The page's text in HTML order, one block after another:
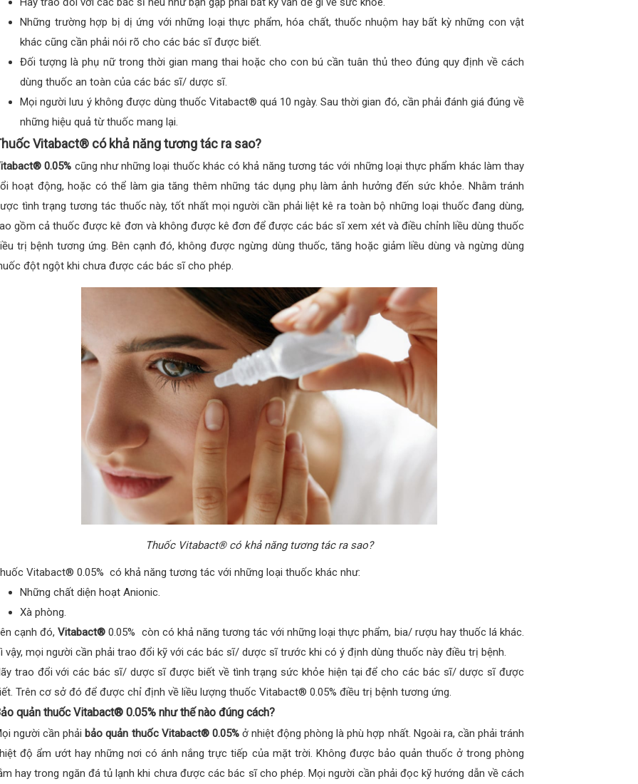
Những trường hợp bị dị ứng với những loại thực phẩm, hóa chất, thuốc nhuộm hay bất kỳ những con vật
khác cũng cần phải nói rõ cho các bác sĩ được biết.
Đối tượng là phụ nữ trong thời gian mang thai hoặc cho con bú cần tuân thủ theo đúng quy định về cách
dùng thuốc an toàn của các bác sĩ/ dược sĩ.
Mọi người lưu ý không được dùng thuốc Vitabact® quá 10 ngày. Sau thời gian đó, cần phải đánh giá đúng về
những hiệu quả từ thuốc mang lại.
Vitabact® có khả năng tương tác ra sao?
0.05% cũng như những loại thuốc khác có khả năng tương tác với những loại thực phẩm khác làm thay
hoạt động, hoặc có thể làm gia tăng thêm những tác dụng phụ làm ảnh hưởng đến sức khỏe. Nhằm tránh
tình trạng tương tác thuốc này, tốt nhất mọi người cần phải liệt kê ra toàn bộ những loại thuốc đang dùng,
gồm cả thuốc được kê đơn và không được kê đơn để được các bác sĩ xem xét và điều chỉnh liều dùng thuốc
trị bệnh tương ứng. Bên cạnh đó, không được ngừng dùng thuốc, tăng hoặc giảm liều dùng và ngừng dùng
đột ngột khi chưa được các bác sĩ cho phép.
Thuốc Vitabact® có khả năng tương tác ra sao?
Vitabact® 0.05% có khả năng tương tác với những loại thuốc khác như:
Những chất diện hoạt Anionic.
Xà phòng.
cạnh đó,Vitabact® 0.05% còn có khả năng tương tác với những loại thực phẩm, bia/ rượu hay thuốc lá khác.
vậy, mọi người cần phải trao đổi kỹ với các bác sĩ/ dược sĩ trước khi có ý định dùng thuốc này điều trị bệnh.
trao đổi với các bác sĩ/ dược sĩ được biết về tình trạng sức khỏe hiện tại để cho các bác sĩ/ dược sĩ được
Trên cơ sở đó để được chỉ định về liều lượng thuốc Vitabact® 0.05% điều trị bệnh tương ứng.
quản thuốc Vitabact® 0.05% như thế nào đúng cách?
người cần phải bảo quản thuốc Vitabact® 0.05%ở nhiệt động phòng là phù hợp nhất. Ngoài ra, cần phải tránh
độ ẩm ướt hay những nơi có ánh nắng trực tiếp của mặt trời. Không được bảo quản thuốc ở trong phòng
hay trong ngăn đá tủ lạnh khi chưa được các bác sĩ cho phép. Mọi người cần phải đọc kỹ hướng dẫn về cách